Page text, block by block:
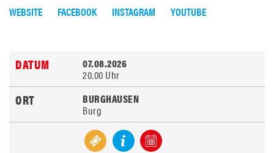
WEBSITE FACEBOOK INSTAGRAM YOUTUBE
07.08.2026
20.00 Uhr
BURGHAUSEN
Burg